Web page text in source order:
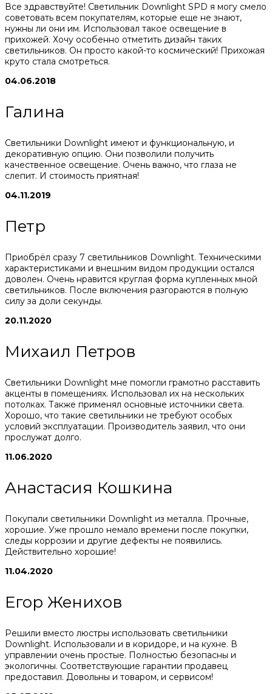
Все здравствуйте! Светильник Downlight SPD я могу смело
советовать всем покупателям, которые еще не знают,
нужны ли они им. Использовал такое освещение в
прихожей. Хочу особенно отметить дизайн таких
светильников. Он просто какой-то космический! Прихожая
круто стала смотреться.
04.06.2018
Галина
Светильники Downlight имеют и функциональную, и
декоративную опцию. Они позволили получить
качественное освещение. Очень важно, что глаза не
слепит. И стоимость приятная!
04.11.2019
Петр
Приобрёл сразу 7 светильников Downlight. Техническими
характеристиками и внешним видом продукции остался
доволен. Очень нравится круглая форма купленных мной
светильников. После включения разгораются в полную
силу за доли секунды.
20.11.2020
Михаил Петров
Светильники Downlight мне помогли грамотно расставить
акценты в помещениях. Использовал их на нескольких
потолках. Также применял основные источники света.
Хорошо, что такие светильники не требуют особых
условий эксплуатации. Производитель заявил, что они
прослужат долго.
11.06.2020
Анастасия Кошкина
Покупали светильники Downlight из металла. Прочные,
хорошие. Уже прошло немало времени после покупки,
следы коррозии и другие дефекты не появились.
Действительно хорошие!
11.04.2020
Егор Женихов
Решили вместо люстры использовать светильники
Downlight. Использовали и в коридоре, и на кухне. В
управлении очень простые. Полностью безопасны и
экологичны. Соответствующие гарантии продавец
предоставил. Довольны и товаром, и сервисом!